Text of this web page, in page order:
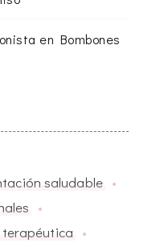
en Bombones
saludable